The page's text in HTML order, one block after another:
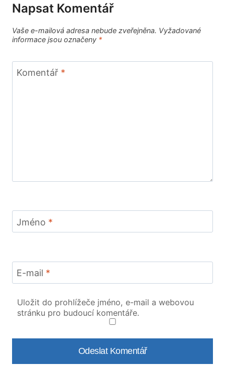
Napsat Komentář
Vaše e-mailová adresa nebude zveřejněna. Vyžadované
informace jsou označeny *
Komentář *
Jméno *
E-mail *
Uložit do prohlížeče jméno, e-mail a webovou
stránku pro budoucí komentáře.